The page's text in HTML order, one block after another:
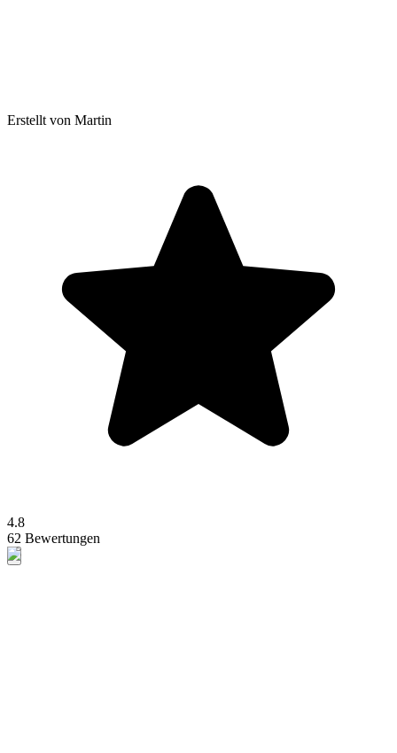
Erstellt von Martin
4.8
62 Bewertungen